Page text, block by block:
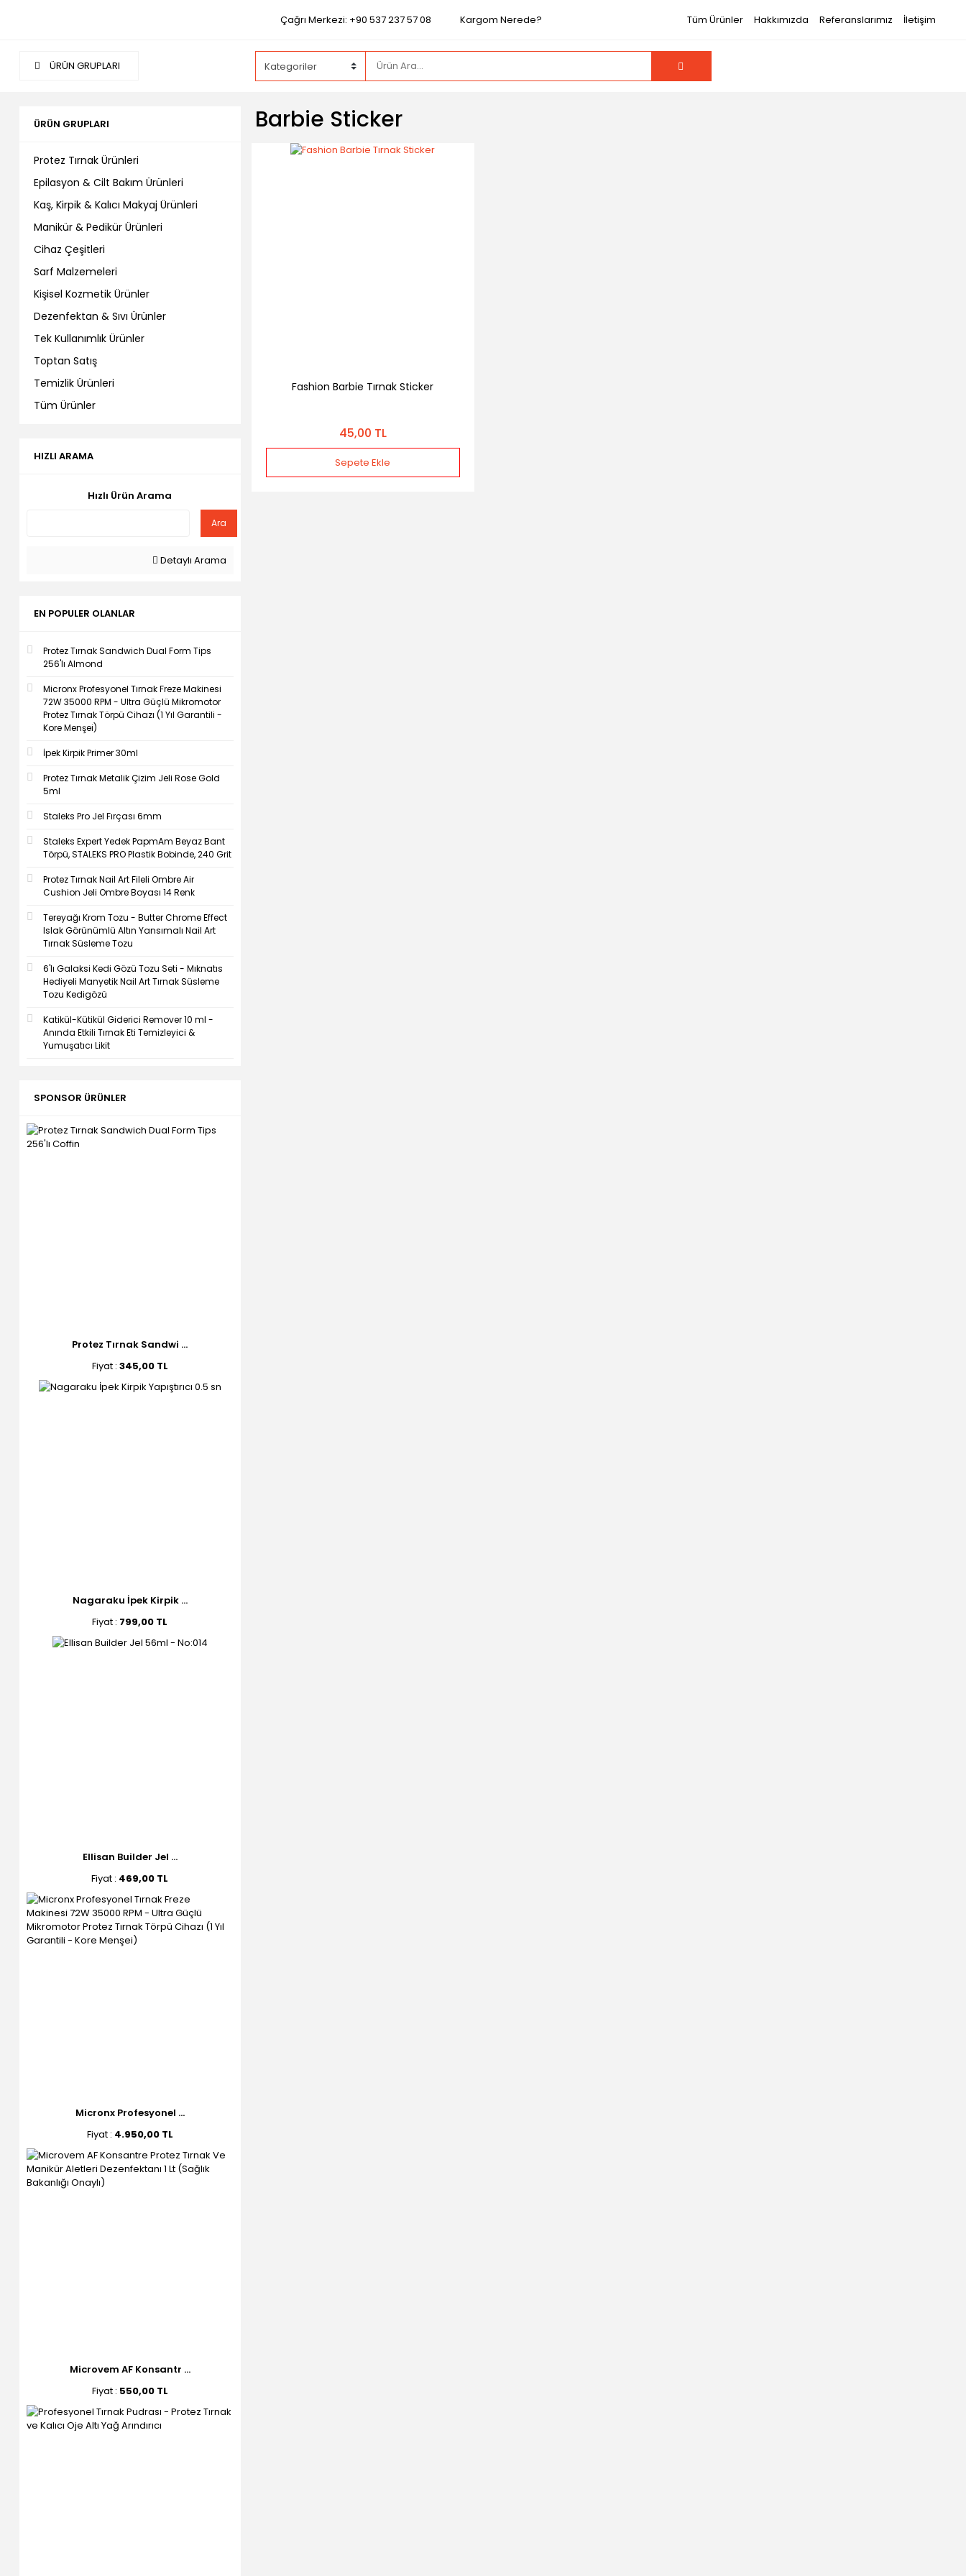
Çağrı Merkezi: +90 537 237 57 08 Kargom Nerede? Tüm Ürünler Hakkımızda Referanslarımız İletişim
ÜRÜN GRUPLARI
ÜRÜN GRUPLARI
Protez Tırnak Ürünleri
Epilasyon & Cilt Bakım Ürünleri
Kaş, Kirpik & Kalıcı Makyaj Ürünleri
Manikür & Pedikür Ürünleri
Cihaz Çeşitleri
Sarf Malzemeleri
Kişisel Kozmetik Ürünler
Dezenfektan & Sıvı Ürünler
Tek Kullanımlık Ürünler
Toptan Satış
Temizlik Ürünleri
Tüm Ürünler
HIZLI ARAMA
Hızlı Ürün Arama
Ara
Detaylı Arama
EN POPULER OLANLAR
Protez Tırnak Sandwich Dual Form Tips
256'lı Almond
Micronx Profesyonel Tırnak Freze Makinesi
72W 35000 RPM - Ultra Güçlü Mikromotor
Protez Tırnak Törpü Cihazı (1 Yıl Garantili -
Kore Menşei)
İpek Kirpik Primer 30ml
Protez Tırnak Metalik Çizim Jeli Rose Gold
5ml
Staleks Pro Jel Fırçası 6mm
Staleks Expert Yedek PapmAm Beyaz Bant
Törpü, STALEKS PRO Plastik Bobinde, 240 Grit
Protez Tırnak Nail Art Fileli Ombre Air
Cushion Jeli Ombre Boyası 14 Renk
Tereyağı Krom Tozu - Butter Chrome Effect
Islak Görünümlü Altın Yansımalı Nail Art
Tırnak Süsleme Tozu
6'lı Galaksi Kedi Gözü Tozu Seti - Mıknatıs
Hediyeli Manyetik Nail Art Tırnak Süsleme
Tozu Kedigözü
Katikül-Kütikül Giderici Remover 10 ml -
Anında Etkili Tırnak Eti Temizleyici &
Yumuşatıcı Likit
SPONSOR ÜRÜNLER
Protez Tırnak Sandwi ...
Fiyat : 345,00 TL
Nagaraku İpek Kirpik ...
Fiyat : 799,00 TL
Ellisan Builder Jel ...
Fiyat : 469,00 TL
Micronx Profesyonel ...
Fiyat : 4.950,00 TL
Microvem AF Konsantr ...
Fiyat : 550,00 TL
Barbie Sticker
Fashion Barbie Tırnak Sticker
45,00 TL
Sepete Ekle